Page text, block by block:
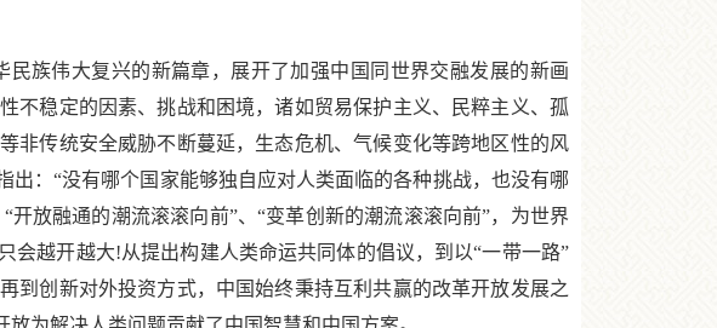
族伟大复兴的新篇章，展开了加强中国同世界交融发展的新画
不稳定的因素、挑战和困境，诸如贸易保护主义、民粹主义、孤
非传统安全威胁不断蔓延，生态危机、气候变化等跨地区性的风
：“没有哪个国家能够独自应对人类面临的各种挑战，也没有哪
放融通的潮流滚滚向前”、“变革创新的潮流滚滚向前”，为世界
越开越大!从提出构建人类命运共同体的倡议，到以“一带一路”
到创新对外投资方式，中国始终秉持互利共赢的改革开放发展之